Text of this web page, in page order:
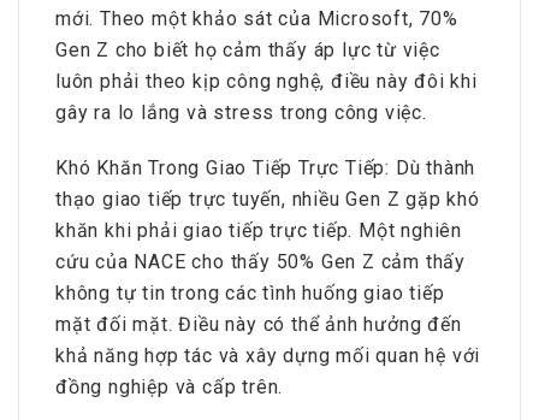
mới. Theo một khảo sát của Microsoft, 70%
Gen Z cho biết họ cảm thấy áp lực từ việc
luôn phải theo kịp công nghệ, điều này đôi khi
gây ra lo lắng và stress trong công việc.
Khó Khăn Trong Giao Tiếp Trực Tiếp: Dù thành
thạo giao tiếp trực tuyến, nhiều Gen Z gặp khó
khăn khi phải giao tiếp trực tiếp. Một nghiên
cứu của NACE cho thấy 50% Gen Z cảm thấy
không tự tin trong các tình huống giao tiếp
mặt đối mặt. Điều này có thể ảnh hưởng đến
khả năng hợp tác và xây dựng mối quan hệ với
đồng nghiệp và cấp trên.